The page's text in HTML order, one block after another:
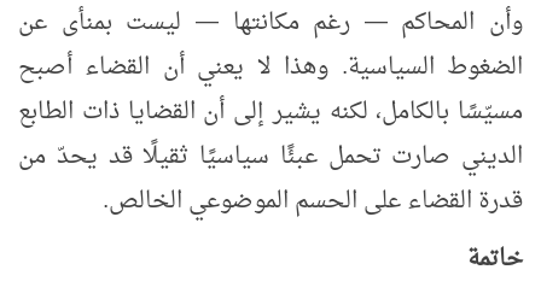
وأن المحاكم— رغم مكانتها—
ليست بمنأى عن
الضغوط السياسية. وهذا لا يعني أن القضاء أصبح
مسيّسًا بالكامل، لكنه يشير إلى أن القضايا ذات الطابع
الديني صارت تحمل عبئًا سياسيًا ثقيلًا قد يحدّ من
قدرة القضاء على الحسم الموضوعي الخالص.
خاتمة